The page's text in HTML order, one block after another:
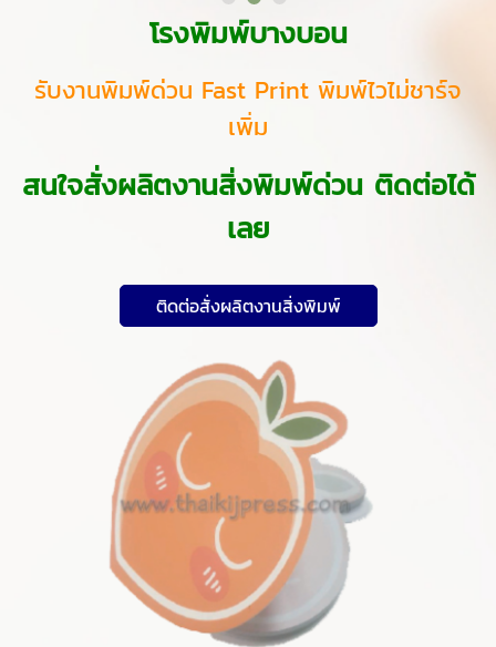
โรงพิมพ์บางบอน
รับงานพิมพ์ด่วน Fast Print พิมพ์ไวไม่ชาร์จ
เพิ่ม
สนใจสั่งผลิตงานสิ่งพิมพ์ด่วน ติดต่อได้
เลย
ติดต่อสั่งผลิตงานสิ่งพิมพ์